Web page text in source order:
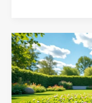
Couvre-
sol
rampant
persistant
:
les